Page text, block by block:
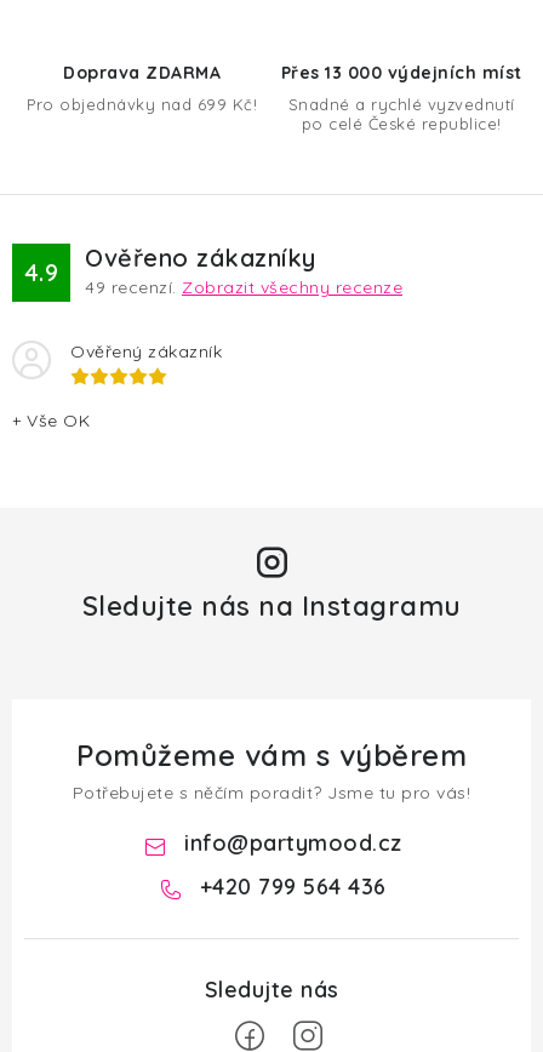
v
p
u
Doprava ZDARMA
Pro objednávky nad 699 Kč!
Přes 13 000 výdejních míst
Snadné a rychlé vyzvednutí
po celé České republice!
4.9 Ověřeno zákazníky
49 recenzí. Zobrazit všechny recenze
Ověřený zákazník
+ Vše OK
Sledujte nás na Instagramu
Pomůžeme vám s výběrem
Potřebujete s něčím poradit? Jsme tu pro vás!
info@partymood.cz
+420 799 564 436